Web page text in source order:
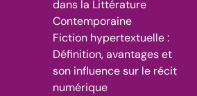
dans la Littérature
Contemporaine
Fiction hypertextuelle :
Définition, avantages et
son influence sur le récit
numérique